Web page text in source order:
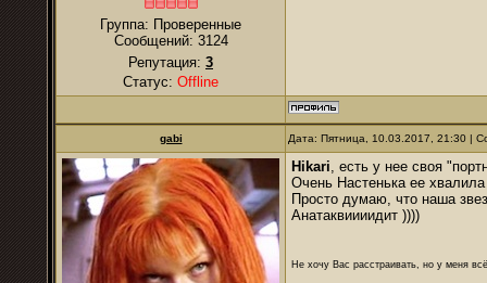
Группа: Проверенные
Сообщений: 3124
Репутация: 3
Статус: Offline
gabi Дата: Пятница, 10.03.2017, 21:30 |
Hikari, есть у нее своя
Очень Настенька ее
Просто думаю, что наша
Анатаквиииидит ))))
Не хочу Вас расстраивать, но у меня